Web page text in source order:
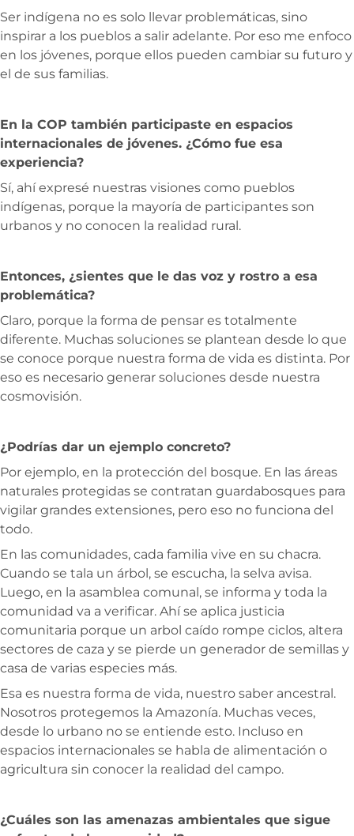
Ser indígena no es solo llevar problemáticas, sino
inspirar a los pueblos a salir adelante. Por eso me enfoco
en los jóvenes, porque ellos pueden cambiar su futuro y
el de sus familias.
En la COP también participaste en espacios
internacionales de jóvenes. ¿Cómo fue esa
experiencia?
Sí, ahí expresé nuestras visiones como pueblos
indígenas, porque la mayoría de participantes son
urbanos y no conocen la realidad rural.
Entonces, ¿sientes que le das voz y rostro a esa
problemática?
Claro, porque la forma de pensar es totalmente
diferente. Muchas soluciones se plantean desde lo que
se conoce porque nuestra forma de vida es distinta. Por
eso es necesario generar soluciones desde nuestra
cosmovisión.
¿Podrías dar un ejemplo concreto?
Por ejemplo, en la protección del bosque. En las áreas
naturales protegidas se contratan guardabosques para
vigilar grandes extensiones, pero eso no funciona del
todo.
En las comunidades, cada familia vive en su chacra.
Cuando se tala un árbol, se escucha, la selva avisa.
Luego, en la asamblea comunal, se informa y toda la
comunidad va a verificar. Ahí se aplica justicia
comunitaria porque un arbol caído rompe ciclos, altera
sectores de caza y se pierde un generador de semillas y
casa de varias especies más.
Esa es nuestra forma de vida, nuestro saber ancestral.
Nosotros protegemos la Amazonía. Muchas veces,
desde lo urbano no se entiende esto. Incluso en
espacios internacionales se habla de alimentación o
agricultura sin conocer la realidad del campo.
¿Cuáles son las amenazas ambientales que sigue